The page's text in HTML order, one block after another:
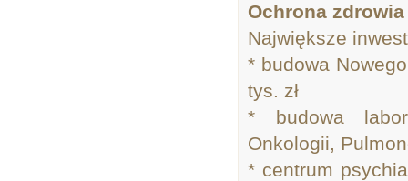
Ochrona zdrowia
Największe
* budowa
tys. zł
* budowa
Onkologii,
* centrum